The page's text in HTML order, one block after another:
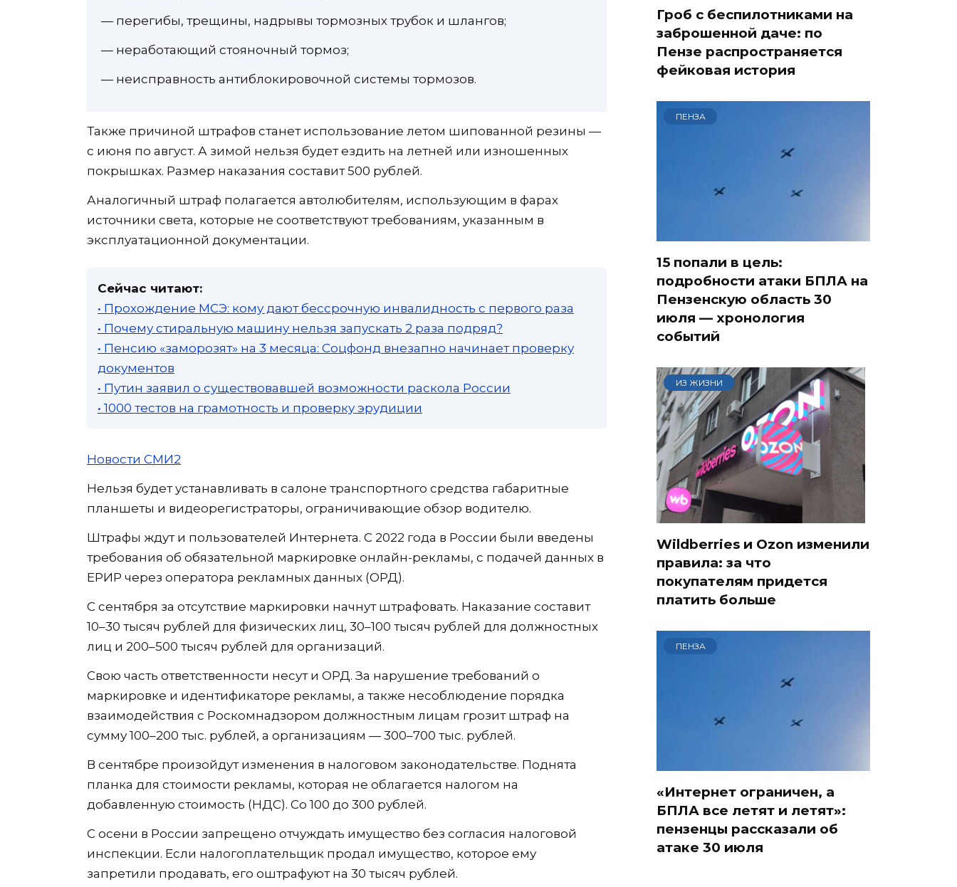
— перегибы, трещины, надрывы тормозных трубок и шлангов;
— неработающий стояночный тормоз;
— неисправность антиблокировочной системы тормозов.
Также причиной штрафов станет использование летом шипованной резины —
с июня по август. А зимой нельзя будет ездить на летней или изношенных
покрышках. Размер наказания составит 500 рублей.
Аналогичный штраф полагается автолюбителям, использующим в фарах
источники света, которые не соответствуют требованиям, указанным в
эксплуатационной документации.
Сейчас читают:
• Прохождение МСЭ: кому дают бессрочную инвалидность с первого раза
• Почему стиральную машину нельзя запускать 2 раза подряд?
• Пенсию «заморозят» на 3 месяца: Соцфонд внезапно начинает проверку
документов
• Путин заявил о существовавшей возможности раскола России
• 1000 тестов на грамотность и проверку эрудиции
Новости СМИ2
Нельзя будет устанавливать в салоне транспортного средства габаритные
планшеты и видеорегистраторы, ограничивающие обзор водителю.
Штрафы ждут и пользователей Интернета. С 2022 года в России были введены
требования об обязательной маркировке онлайн-рекламы, с подачей данных в
ЕРИР через оператора рекламных данных (ОРД).
С сентября за отсутствие маркировки начнут штрафовать. Наказание составит
10–30 тысяч рублей для физических лиц, 30–100 тысяч рублей для должностных
лиц и 200–500 тысяч рублей для организаций.
Свою часть ответственности несут и ОРД. За нарушение требований о
маркировке и идентификаторе рекламы, а также несоблюдение порядка
взаимодействия с Роскомнадзором должностным лицам грозит штраф на
сумму 100–200 тыс. рублей, а организациям — 300–700 тыс. рублей.
В сентябре произойдут изменения в налоговом законодательстве. Поднята
планка для стоимости рекламы, которая не облагается налогом на
добавленную стоимость (НДС). Со 100 до 300 рублей.
С осени в России запрещено отчуждать имущество без согласия налоговой
инспекции. Если налогоплательщик продал имущество, которое ему
запретили продавать, его оштрафуют на 30 тысяч рублей.
Гроб с беспилотниками на
заброшенной даче: по
Пензе распространяется
фейковая история
ПЕНЗА
15 попали в цель:
подробности атаки БПЛА на
Пензенскую область 30
июля — хронология
событий
ИЗ ЖИЗНИ
Wildberries и Ozon изменили
правила: за что
покупателям придется
платить больше
ПЕНЗА
«Интернет ограничен, а
БПЛА все летят и летят»:
пензенцы рассказали об
атаке 30 июля